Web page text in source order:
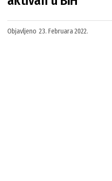
Objavljeno 23. Februara 2022.